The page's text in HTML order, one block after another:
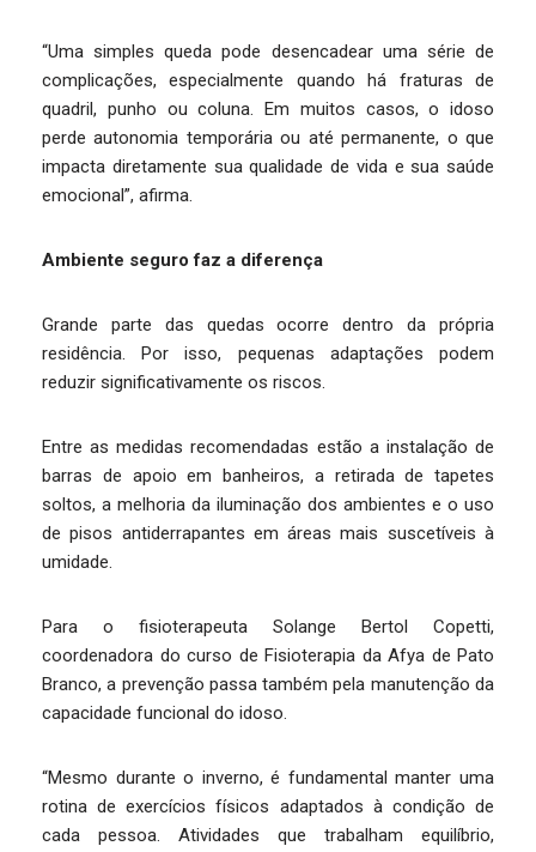
“Uma simples queda pode desencadear uma série de
complicações, especialmente quando há fraturas de
quadril, punho ou coluna. Em muitos casos, o idoso
perde autonomia temporária ou até permanente, o que
impacta diretamente sua qualidade de vida e sua saúde
emocional”, afirma.
Ambiente seguro faz a diferença
Grande parte das quedas ocorre dentro da própria
residência. Por isso, pequenas adaptações podem
reduzir significativamente os riscos.
Entre as medidas recomendadas estão a instalação de
barras de apoio em banheiros, a retirada de tapetes
soltos, a melhoria da iluminação dos ambientes e o uso
de pisos antiderrapantes em áreas mais suscetíveis à
umidade.
Para o fisioterapeuta Solange Bertol Copetti,
coordenadora do curso de Fisioterapia da Afya de Pato
Branco, a prevenção passa também pela manutenção da
capacidade funcional do idoso.
“Mesmo durante o inverno, é fundamental manter uma
rotina de exercícios físicos adaptados à condição de
cada pessoa. Atividades que trabalham equilíbrio,